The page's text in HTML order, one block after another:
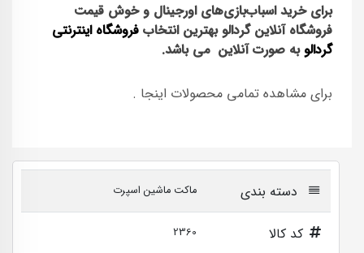
برای خرید اسباب‌بازی‌های اورجینال و خوش قیمت
فروشگاه آنلاین گردالو بهترین انتخاب فروشگاه اینترنتی
گردالوبه صورت آنلاین می باشد.
برای مشاهده تمامی محصولات اینجا .
دسته بندی ماکت ماشین اسپرت
کد کالا 2360